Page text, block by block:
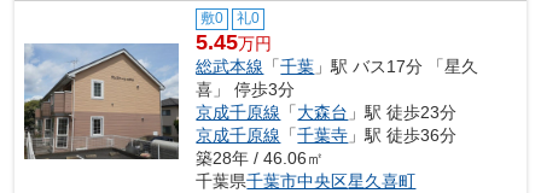
敷0 礼0
5.45万円
総武本線 「千葉 」駅 バス17分 「星久
喜」 停歩3分
京成千原線 「大森台 」駅 徒歩23分
京成千原線 「千葉寺 」駅 徒歩36分
築28年 / 46.06㎡
千葉県千葉市中央区星久喜町